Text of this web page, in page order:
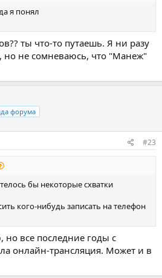
я понял
ты что-то путаешь. Я ни разу
но не сомневаюсь, что "Манеж"
форума
#23
бы некоторые схватки
кого-нибудь записать на телефон
но все последние годы с
онлайн-трансляция. Может и в